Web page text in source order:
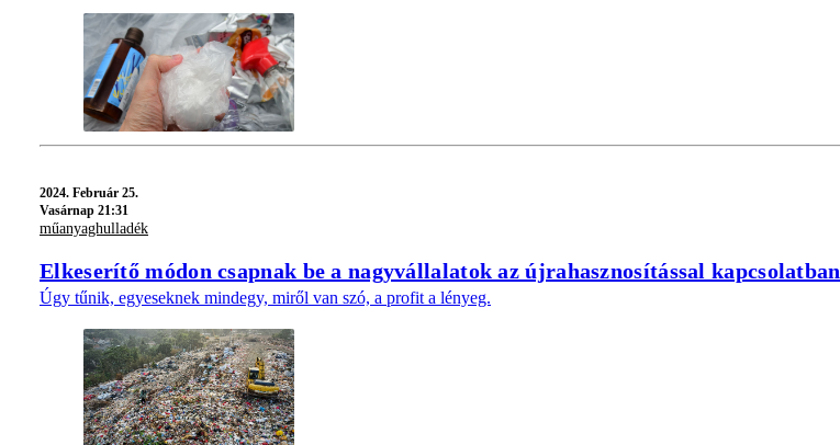
2024. Február 25.
Vasárnap 21:31
műanyaghulladék
Elkeserítő módon csapnak be a nagyvállalatok az újrahasznosítással kapcsolatban
Úgy tűnik, egyeseknek mindegy, miről van szó, a profit a lényeg.